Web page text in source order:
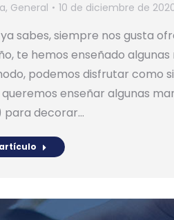
, General 10 de diciembre de
sabes, siempre nos gusta
te hemos enseñado
podemos disfrutar como
enseñar algunas
para decorar…